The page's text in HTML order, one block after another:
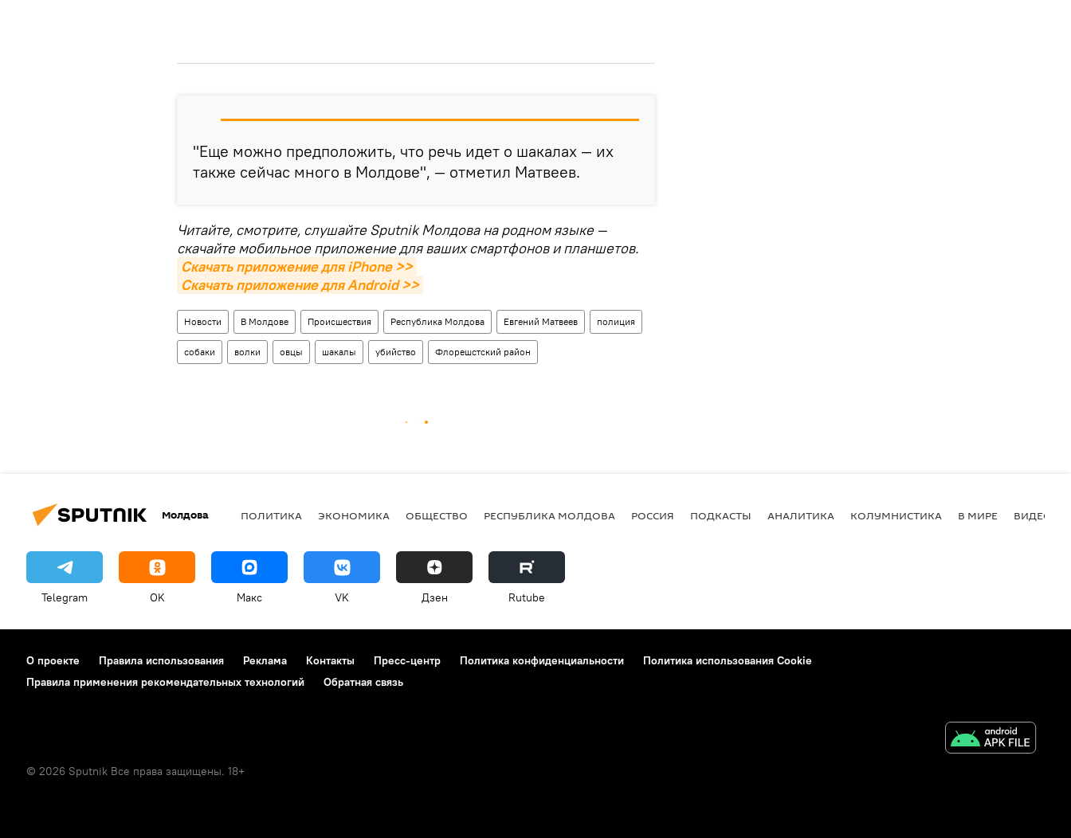
"Еще можно предположить, что речь идет о шакалах — их
также сейчас много в Молдове", — отметил Матвеев.
Читайте, смотрите, слушайте Sputnik Молдова на родном языке —
скачайте мобильное приложение для ваших смартфонов и планшетов.
Скачать приложение для iPhone >>
Скачать приложение для Android >>
Новости В Молдове Происшествия Республика Молдова Евгений Матвеев полиция
собаки волки овцы шакалы убийство Флорешстский район
Молдова ПОЛИТИКА ЭКОНОМИКА ОБЩЕСТВО РЕСПУБЛИКА МОЛДОВА РОССИЯ ПОДКАСТЫ АНАЛИТИКА КОЛУМНИСТИКА В МИРЕ ВИДЕО
Telegram OK Макс VK Дзен Rutube
О проекте Правила использования Реклама Контакты Пресс-центр Политика конфиденциальности
Политика использования Cookie
Правила применения рекомендательных технологий
Обратная связь
© 2026 Sputnik Все права защищены. 18+